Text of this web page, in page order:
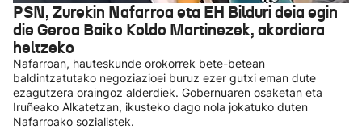
PSN, Zurekin Nafarroa eta EH Bilduri deia egin
die Geroa Baiko Koldo Martinezek, akordiora
heltzeko
Nafarroan, hauteskunde orokorrek bete-betean
baldintzatutako negoziazioei buruz ezer gutxi eman dute
ezagutzera oraingoz alderdiek. Gobernuaren osaketan eta
Iruñeako Alkatetzan, ikusteko dago nola jokatuko duten
Nafarroako sozialistek.